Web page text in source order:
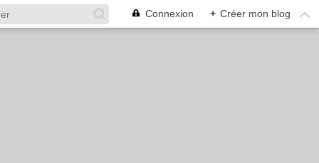
Connexion + Créer mon blog